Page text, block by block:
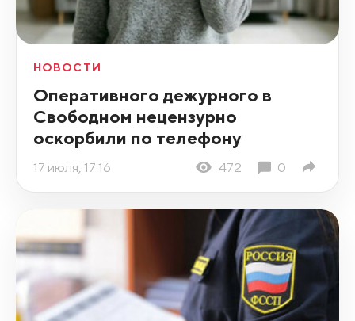
НОВОСТИ
Оперативного дежурного в
Свободном нецензурно
оскорбили по телефону
17 июля, 17:16 472 0